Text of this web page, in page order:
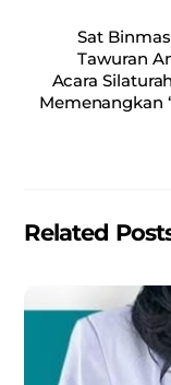
c
e
b
ai
l s
Sat
Tawuran
Acara
Memenangkan
Related